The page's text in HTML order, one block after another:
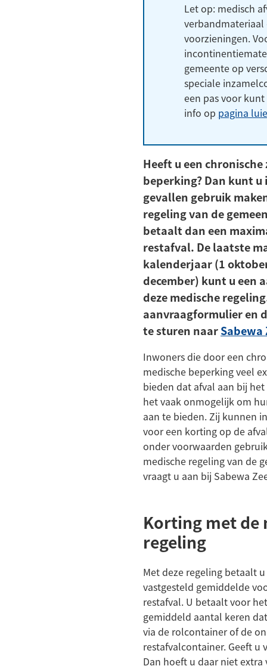
Let op: medisch
verbandmateriaal
voorzieningen.
gemeente op
speciale
een pas voor
info op pagina
Heeft u een
beperking? Dan kunt u
gevallen gebruik
regeling van de
betaalt dan een
restafval. De laatste
kalenderjaar (1
december) kunt u een
deze medische
aanvraagformulier en
te sturen naarSabewa
Inwoners die door een
medische beperking veel
bieden dat afval aan bij
het vaak onmogelijk om
aan te bieden. Zij kunnen
voor een korting op de
onder voorwaarden
medische regeling van de
vraagt u aan bij Sabewa
Korting met de
regeling
Met deze regeling betaalt
vastgesteld gemiddelde
restafval. U betaalt voor
gemiddeld aantal keren
via de rolcontainer of de
restafvalcontainer. Geeft u
Dan hoeft u daar niet